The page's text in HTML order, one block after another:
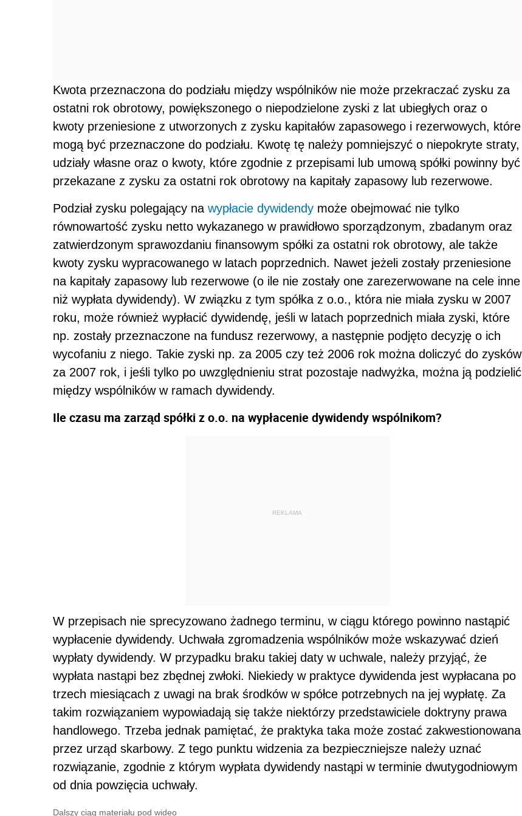
Kwota przeznaczona do podziału między wspólników nie może przekraczać zysku za
ostatni rok obrotowy, powiększonego o niepodzielone zyski z lat ubiegłych oraz o
kwoty przeniesione z utworzonych z zysku kapitałów zapasowego i rezerwowych, które
mogą być przeznaczone do podziału. Kwotę tę należy pomniejszyć o niepokryte straty,
udziały własne oraz o kwoty, które zgodnie z przepisami lub umową spółki powinny być
przekazane z zysku za ostatni rok obrotowy na kapitały zapasowy lub rezerwowe.
Podział zysku polegający na wypłacie dywidendy może obejmować nie tylko
równowartość zysku netto wykazanego w prawidłowo sporządzonym, zbadanym oraz
zatwierdzonym sprawozdaniu finansowym spółki za ostatni rok obrotowy, ale także
kwoty zysku wypracowanego w latach poprzednich. Nawet jeżeli zostały przeniesione
na kapitały zapasowy lub rezerwowe (o ile nie zostały one zarezerwowane na cele inne
niż wypłata dywidendy). W związku z tym spółka z o.o., która nie miała zysku w 2007
roku, może również wypłacić dywidendę, jeśli w latach poprzednich miała zyski, które
np. zostały przeznaczone na fundusz rezerwowy, a następnie podjęto decyzję o ich
wycofaniu z niego. Takie zyski np. za 2005 czy też 2006 rok można doliczyć do zysków
za 2007 rok, i jeśli tylko po uwzględnieniu strat pozostaje nadwyżka, można ją podzielić
między wspólników w ramach dywidendy.
Ile czasu ma zarząd spółki z o.o. na wypłacenie dywidendy wspólnikom?
REKLAMA
W przepisach nie sprecyzowano żadnego terminu, w ciągu którego powinno nastąpić
wypłacenie dywidendy. Uchwała zgromadzenia wspólników może wskazywać dzień
wypłaty dywidendy. W przypadku braku takiej daty w uchwale, należy przyjąć, że
wypłata nastąpi bez zbędnej zwłoki. Niekiedy w praktyce dywidenda jest wypłacana po
trzech miesiącach z uwagi na brak środków w spółce potrzebnych na jej wypłatę. Za
takim rozwiązaniem wypowiadają się także niektórzy przedstawiciele doktryny prawa
handlowego. Trzeba jednak pamiętać, że praktyka taka może zostać zakwestionowana
przez urząd skarbowy. Z tego punktu widzenia za bezpieczniejsze należy uznać
rozwiązanie, zgodnie z którym wypłata dywidendy nastąpi w terminie dwutygodniowym
od dnia powzięcia uchwały.
Dalszy ciąg materiału pod wideo